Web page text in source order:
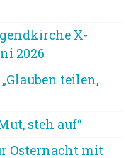
X-
2026
teilen,
steh auf“
Osternacht mit